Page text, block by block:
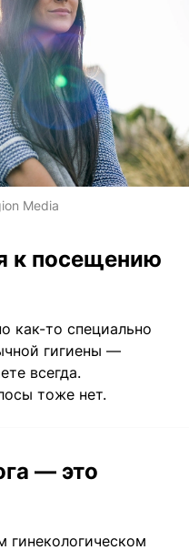
Media
к посещению
как-то специально
гигиены —
всегда.
тоже нет.
— это
гинекологическом